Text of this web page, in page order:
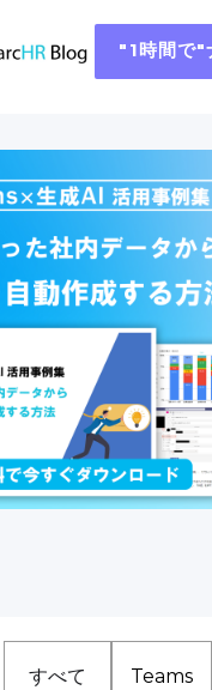
"1時間で"
すべて Teams